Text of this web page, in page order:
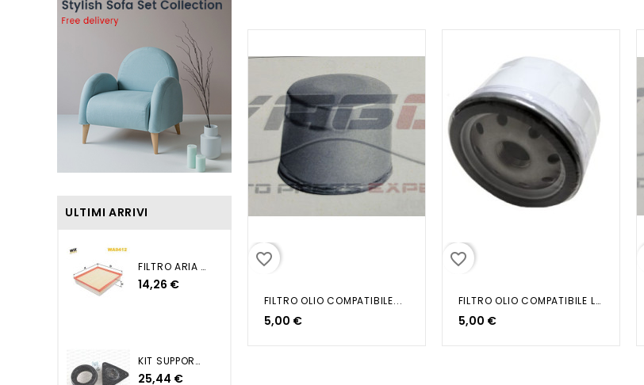
ULTIMI ARRIVI
FILTRO ARIA QASHQAI...
14,26 €
KIT SUPPORTO AMMORTIZZATORE...
25,44 €
favorite_border
FILTRO OLIO COMPATIBILE...
5,00 €
favorite_border
FILTRO OLIO COMPATIBILE LOMBARDINI
5,00 €